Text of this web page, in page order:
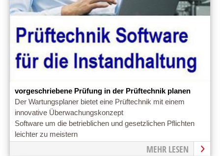
vorgeschriebene Prüfung in der Prüftechnik planen
Der Wartungsplaner bietet eine Prüftechnik mit einem
innovative Überwachungskonzept
Software um die betrieblichen und gesetzlichen Pflichten
leichter zu meistern
MEHR LESEN